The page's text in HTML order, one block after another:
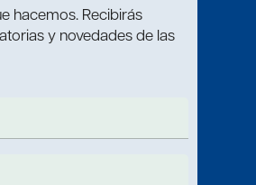
hacemos. Recibirás
y novedades de las